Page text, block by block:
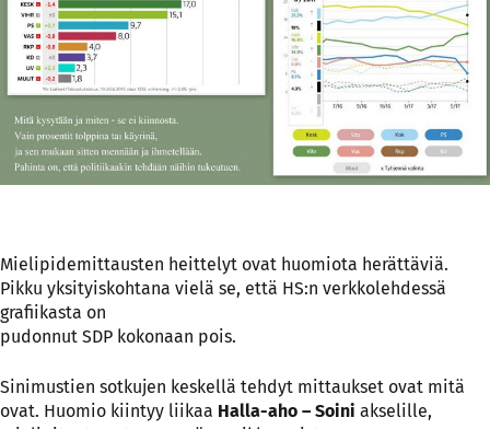
Mielipidemittausten heittelyt ovat huomiota herättäviä.
Pikku yksityiskohtana vielä se, että HS:n verkkolehdessä
grafiikasta on
pudonnut SDP kokonaan pois.
Sinimustien sotkujen keskellä tehdyt mittaukset ovat mitä
ovat. Huomio kiintyy liikaa Halla-aho – Soini akselille,